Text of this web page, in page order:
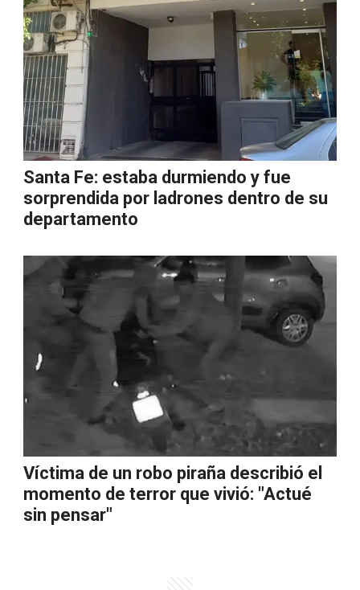
Santa Fe: estaba durmiendo y fue
sorprendida por ladrones dentro de su
departamento
Víctima de un robo piraña describió el
momento de terror que vivió: "Actué
sin pensar"